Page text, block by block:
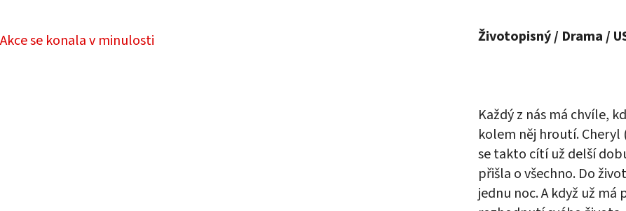
Životopisný / Drama /
Každý z nás má chvíle,
kolem něj hroutí. Cheryl
se takto cítí už delší
přišla o všechno. Do
jednu noc. A když už
Akce se konala v minulosti